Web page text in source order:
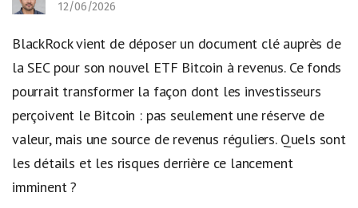
12/06/2026
BlackRock vient de déposer un document clé auprès de
la SEC pour son nouvel ETF Bitcoin à revenus. Ce fonds
pourrait transformer la façon dont les investisseurs
perçoivent le Bitcoin : pas seulement une réserve de
valeur, mais une source de revenus réguliers. Quels sont
les détails et les risques derrière ce lancement
imminent ?